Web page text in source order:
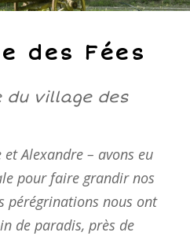
des Fées
village des
Alexandre – avons eu
pour faire grandir nos
pérégrinations nous ont
de paradis, près de